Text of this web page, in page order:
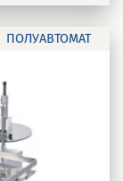
ПОЛУАВТОМАТ